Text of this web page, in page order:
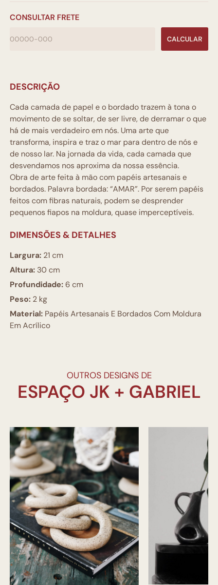
CONSULTAR FRETE
CALCULAR
DESCRIÇÃO
Cada camada de papel e o bordado trazem à tona o
movimento de se soltar, de ser livre, de derramar o que
há de mais verdadeiro em nós. Uma arte que
transforma, inspira e traz o mar para dentro de nós e
de nosso lar. Na jornada da vida, cada camada que
desvendamos nos aproxima da nossa essência.
Obra de arte feita à mão com papéis artesanais e
bordados. Palavra bordada: “AMAR”. Por serem papéis
feitos com fibras naturais, podem se desprender
pequenos fiapos na moldura, quase imperceptíveis.
DIMENSÕES & DETALHES
Largura: 21 cm
Altura: 30 cm
Profundidade: 6 cm
Peso: 2 kg
Material: Papéis Artesanais E Bordados Com Moldura
Em Acrílico
OUTROS DESIGNS DE